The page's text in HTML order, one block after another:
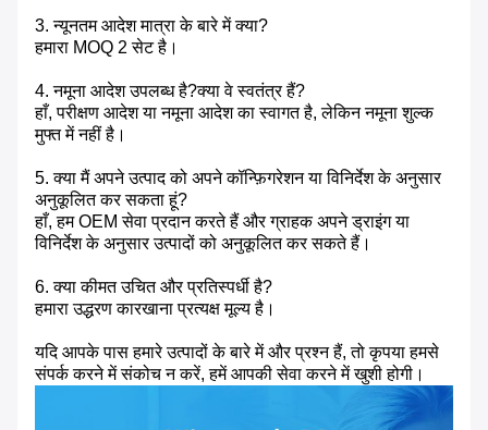
3. न्यूनतम आदेश मात्रा के बारे में क्या?
हमारा MOQ 2 सेट है।
4. नमूना आदेश उपलब्ध है?क्या वे स्वतंत्र हैं?
हाँ, परीक्षण आदेश या नमूना आदेश का स्वागत है, लेकिन नमूना शुल्क
मुफ्त में नहीं है।
5. क्या मैं अपने उत्पाद को अपने कॉन्फ़िगरेशन या विनिर्देश के अनुसार
अनुकूलित कर सकता हूं?
हाँ, हम OEM सेवा प्रदान करते हैं और ग्राहक अपने ड्राइंग या
विनिर्देश के अनुसार उत्पादों को अनुकूलित कर सकते हैं।
6. क्या कीमत उचित और प्रतिस्पर्धी है?
हमारा उद्धरण कारखाना प्रत्यक्ष मूल्य है।
यदि आपके पास हमारे उत्पादों के बारे में और प्रश्न हैं, तो कृपया हमसे
संपर्क करने में संकोच न करें, हमें आपकी सेवा करने में खुशी होगी।